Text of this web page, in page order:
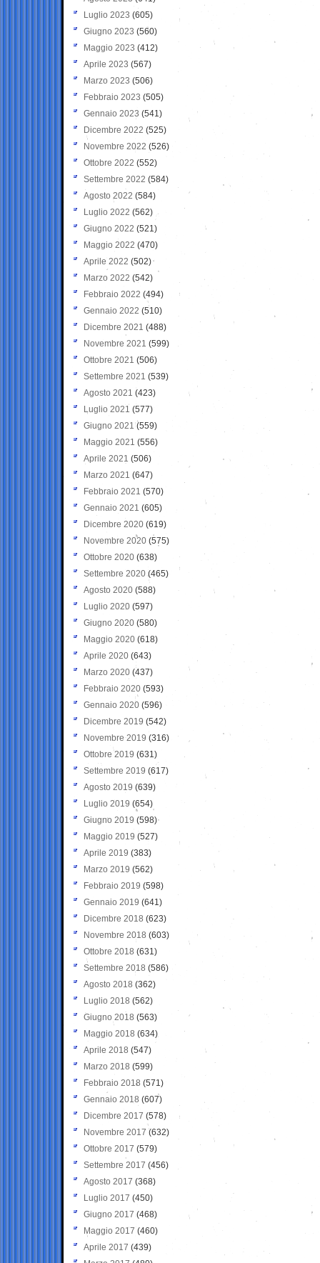
Luglio 2023 (605)
Giugno 2023 (560)
Maggio 2023 (412)
Aprile 2023 (567)
Marzo 2023 (506)
Febbraio 2023 (505)
Gennaio 2023 (541)
Dicembre 2022 (525)
Novembre 2022 (526)
Ottobre 2022 (552)
Settembre 2022 (584)
Agosto 2022 (584)
Luglio 2022 (562)
Giugno 2022 (521)
Maggio 2022 (470)
Aprile 2022 (502)
Marzo 2022 (542)
Febbraio 2022 (494)
Gennaio 2022 (510)
Dicembre 2021 (488)
Novembre 2021 (599)
Ottobre 2021 (506)
Settembre 2021 (539)
Agosto 2021 (423)
Luglio 2021 (577)
Giugno 2021(559)
Maggio 2021 (556)
Aprile 2021 (506)
Marzo 2021 (647)
Febbraio 2021 (570)
Gennaio 2021 (605)
Dicembre 2020 (619)
Novembre 2020 (575)
Ottobre 2020 (638)
Settembre 2020(465)
Agosto 2020 (588)
Luglio 2020 (597)
Giugno 2020 (580)
Maggio 2020 (618)
Aprile 2020 (643)
Marzo 2020 (437)
Febbraio 2020 (593)
Gennaio 2020 (596)
Dicembre 2019 (542)
Novembre 2019 (316)
Ottobre 2019 (631)
Settembre 2019 (617)
Agosto 2019 (639)
Luglio 2019 (654)
Giugno 2019 (598)
Maggio 2019 (527)
Aprile 2019 (383)
Marzo 2019 (562)
Febbraio 2019 (598)
Gennaio 2019 (641)
Dicembre 2018 (623)
Novembre 2018 (603)
Ottobre 2018 (631)
Settembre 2018 (586)
Agosto 2018 (362)
Luglio 2018 (562)
Giugno 2018 (563)
Maggio 2018 (634)
Aprile 2018 (547)
Marzo 2018 (599)
Febbraio 2018 (571)
Gennaio 2018 (607)
Dicembre 2017 (578)
Novembre 2017 (632)
Ottobre 2017 (579)
Settembre 2017 (456)
Agosto 2017 (368)
Luglio 2017 (450)
Giugno 2017 (468)
Maggio 2017 (460)
Aprile 2017 (439)